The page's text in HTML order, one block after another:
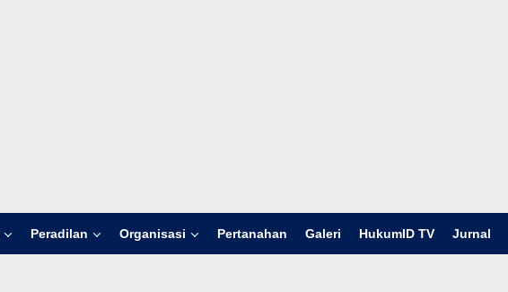
Peradilan Organisasi Pertanahan Galeri HukumID TV Jurnal